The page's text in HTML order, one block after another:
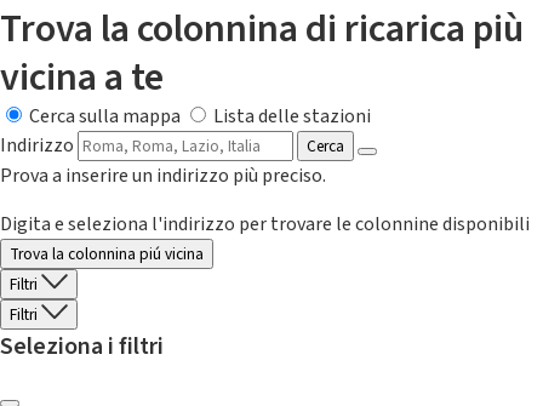
Trova la colonnina di ricarica più
vicina a te
Cerca sulla mappa
Lista delle stazioni
Indirizzo
Cerca
Prova a inserire un indirizzo più preciso.
Digita e seleziona l'indirizzo per trovare le colonnine disponibili
Trova la colonnina piú vicina
Filtri
Filtri
Seleziona i filtri